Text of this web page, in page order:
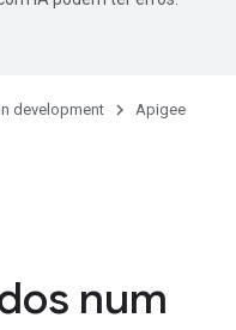
development
Apigee
num